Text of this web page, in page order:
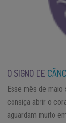
O SIGNO DE
Esse mês de
consiga abrir o
aguardam muito